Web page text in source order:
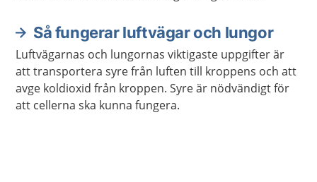
Så fungerar luftvägar och lungor
Luftvägarnas och lungornas viktigaste uppgifter är
att transportera syre från luften till kroppens och att
avge koldioxid från kroppen. Syre är nödvändigt för
att cellerna ska kunna fungera.